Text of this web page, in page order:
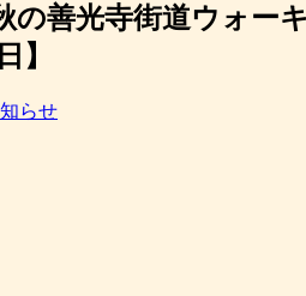
の善光寺街道ウォー
】
らせ